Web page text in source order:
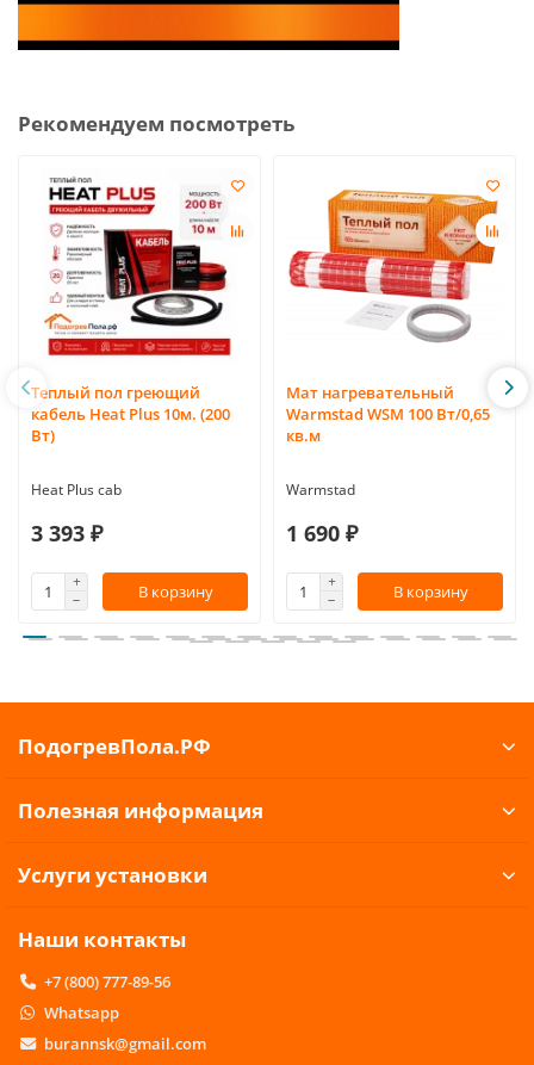
Рекомендуем посмотреть
Теплый пол греющий
кабель Heat Plus 10м. (200
Вт)
Heat Plus cab
3 393 ₽
В корзину
Мат нагревательный
Warmstad WSM 100 Вт/0,65
кв.м
Warmstad
1 690 ₽
В корзину
ПодогревПола.РФ
Полезная информация
Услуги установки
Наши контакты
+7 (800) 777-89-56
Whatsapp
burannsk@gmail.com